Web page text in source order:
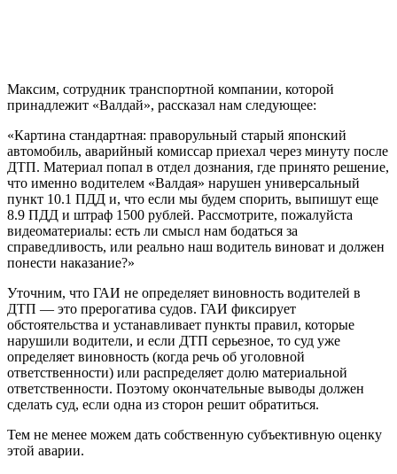
Максим, сотрудник транспортной компании, которой
принадлежит «Валдай», рассказал нам следующее:
«Картина стандартная: праворульный старый японский
автомобиль, аварийный комиссар приехал через минуту после
ДТП. Материал попал в отдел дознания, где принято решение,
что именно водителем «Валдая» нарушен универсальный
пункт 10.1 ПДД и, что если мы будем спорить, выпишут еще
8.9 ПДД и штраф 1500 рублей. Рассмотрите, пожалуйста
видеоматериалы: есть ли смысл нам бодаться за
справедливость, или реально наш водитель виноват и должен
понести наказание?»
Уточним, что ГАИ не определяет виновность водителей в
ДТП — это прерогатива судов. ГАИ фиксирует
обстоятельства и устанавливает пункты правил, которые
нарушили водители, и если ДТП серьезное, то суд уже
определяет виновность (когда речь об уголовной
ответственности) или распределяет долю материальной
ответственности. Поэтому окончательные выводы должен
сделать суд, если одна из сторон решит обратиться.
Тем не менее можем дать собственную субъективную оценку
этой аварии.